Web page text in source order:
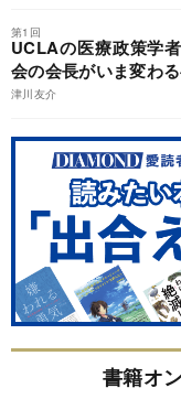
第1回
UCLAの医療政策学
会の会長がいま変わ
津川友介
書籍オ